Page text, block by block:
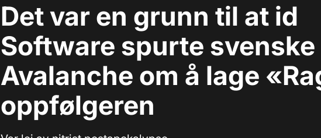
Det var en grunn til at id
Software spurte svenske
Avalanche om å lage
oppfølgeren